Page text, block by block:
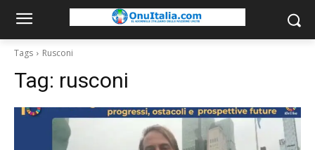
Tags Rusconi
Tag: rusconi